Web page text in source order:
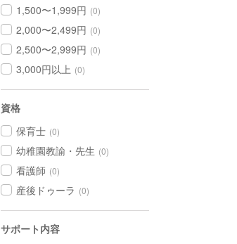
1,500〜1,999円 (0)
2,000〜2,499円 (0)
2,500〜2,999円 (0)
3,000円以上 (0)
資格
保育士 (0)
幼稚園教諭・先生 (0)
看護師 (0)
産後ドゥーラ (0)
サポート内容